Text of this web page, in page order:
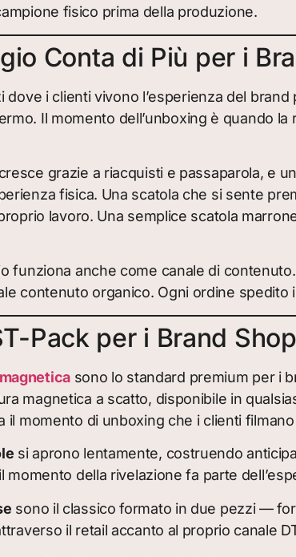
fisico prima della produzione.
Conta di Più per i
i clienti vivono l’esperienza del
Il momento dell’unboxing è quando
grazie a riacquisti e passaparola, e
fisica. Una scatola che si sente
lavoro. Una semplice scatola
funziona anche come canale di
contenuto organico. Ogni ordine spedito
Pack per i Brand
sono lo standard premium per i
magnetica a scatto, disponibile in
il momento di unboxing che i clienti
si aprono lentamente, costruendo
momento della rivelazione fa parte
sono il classico formato in due pezzi —
il retail accanto al proprio canale